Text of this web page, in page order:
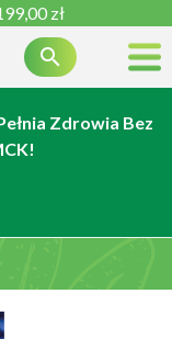
zł

Zdrowia Bez